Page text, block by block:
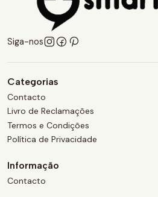
Siga-nos
Categorias
Contacto
Livro de Reclamações
Termos e Condições
Política de Privacidade
Informação
Contacto